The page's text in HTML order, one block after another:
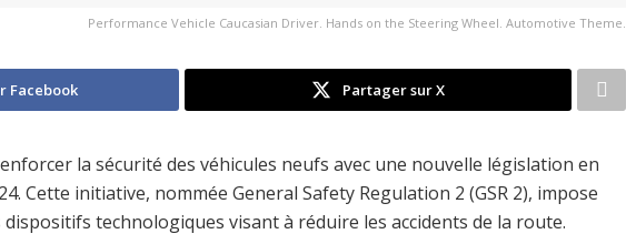
Performance Vehicle Caucasian Driver. Hands on the Steering Wheel. Automotive Theme.
Facebook Partager sur X
la sécurité des véhicules neufs avec une nouvelle législation en
Cette initiative, nommée General Safety Regulation 2 (GSR 2), impose
technologiques visant à réduire les accidents de la route.